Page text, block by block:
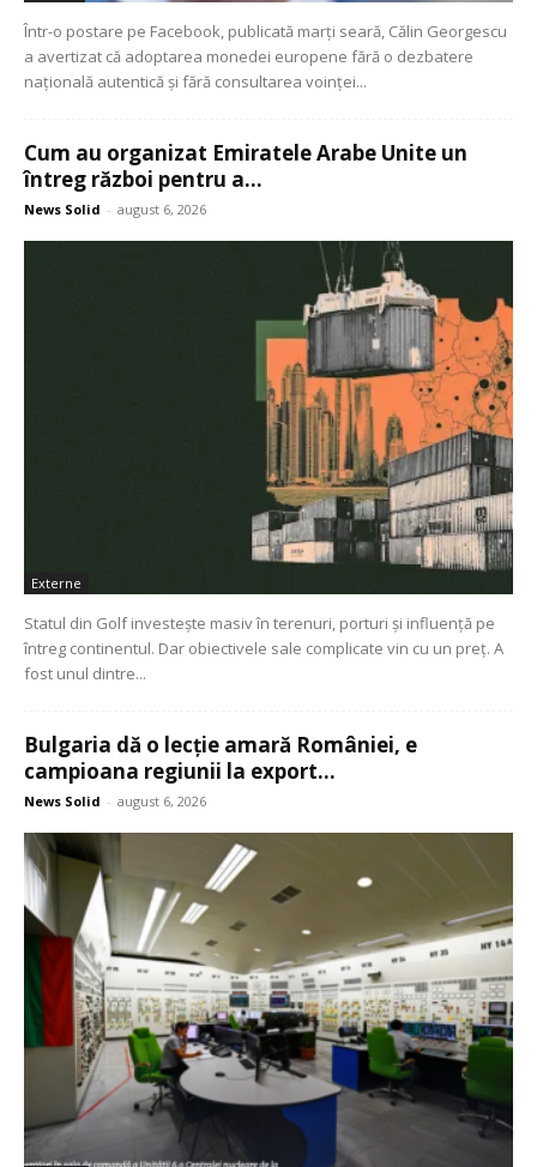
Într-o postare pe Facebook, publicată marți seară, Călin Georgescu
a avertizat că adoptarea monedei europene fără o dezbatere
națională autentică și fără consultarea voinței...
Cum au organizat Emiratele Arabe Unite un
întreg război pentru a...
News Solid - august 6, 2026
Externe
Statul din Golf investește masiv în terenuri, porturi și influență pe
întreg continentul. Dar obiectivele sale complicate vin cu un preț. A
fost unul dintre...
Bulgaria dă o lecție amară României, e
campioana regiunii la export...
News Solid - august 6, 2026